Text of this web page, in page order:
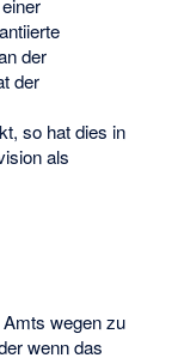
der
der
so hat dies in
als
wegen zu
wenn das